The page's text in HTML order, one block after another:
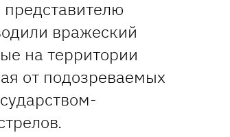
вражеский
на территории
от подозреваемых